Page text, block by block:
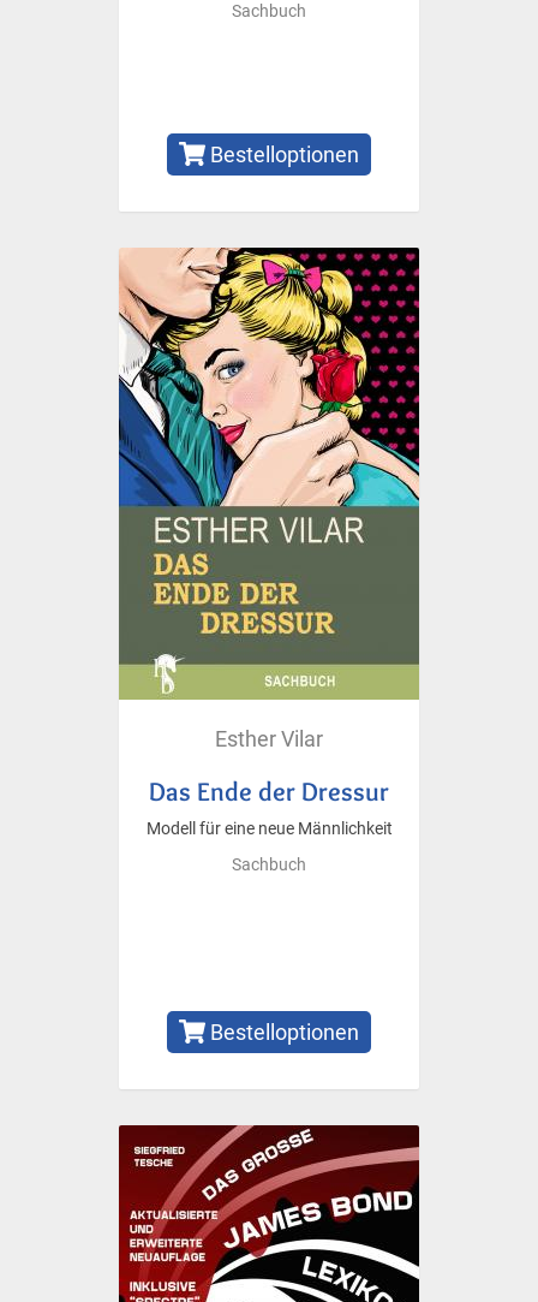
Sachbuch
Bestelloptionen
Esther Vilar
Das Ende der Dressur
Modell für eine neue Männlichkeit
Sachbuch
Bestelloptionen